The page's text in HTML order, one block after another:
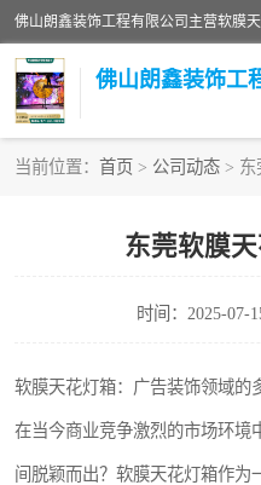
佛山朗鑫装饰工
当前位置： 首页 > 公司动态 > 东
东莞软膜
时间：2025-07-
软膜天花灯箱：广告装饰领域的
在当今商业竞争激烈的市场环境
间脱颖而出？软膜天花灯箱作为